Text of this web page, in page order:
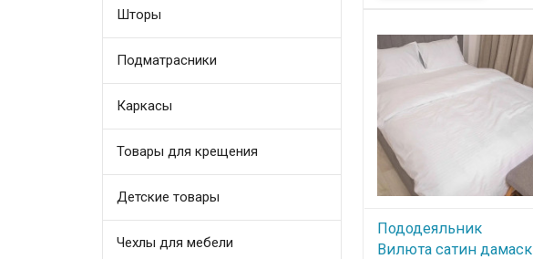
Шторы
Подматрасники
Каркасы
Товары для крещения
Детские товары
Чехлы для мебели
Biege 200х220 см
Пододеяльник: 200x220 см
Ткань: сатин, 100% хлопок
Цвет: светло-бежевый
Производитель: Marca
Marco Milano (Италия)
Пододеяльник
Вилюта сатин дамаск